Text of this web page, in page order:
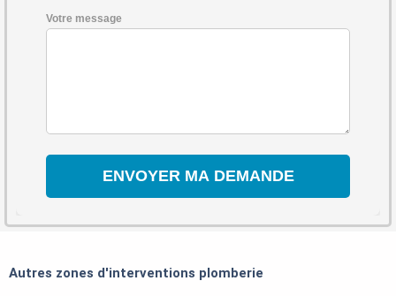
Votre message
Autres zones d'interventions plomberie